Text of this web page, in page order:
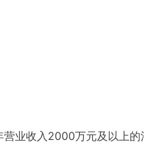
业收入2000万元及以上的